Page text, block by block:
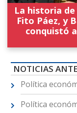
La historia
Fito Páez, y
conquistó
NOTICIAS
Política
Política